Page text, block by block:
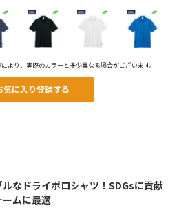
り、実際のカラーと多少異なる場合がございます。
気に入り登録する
なドライポロシャツ！SDGsに貢献
ムに最適